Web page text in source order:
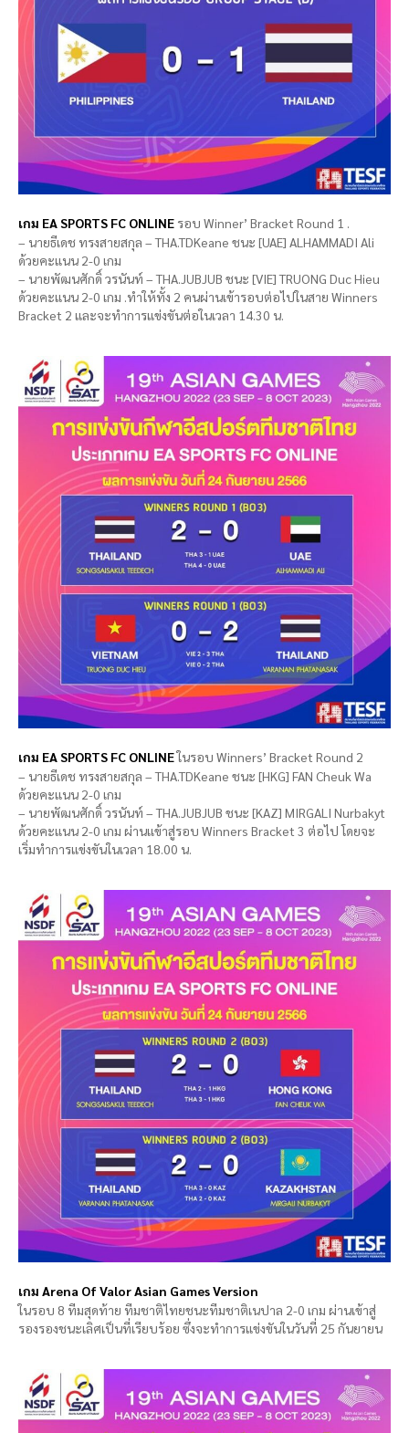
เกม EA SPORTS FC ONLINE รอบ Winner’ Bracket Round 1 .
– นายธีเดช ทรงสายสกุล – THA.TDKeane ชนะ [UAE] ALHAMMADI Ali
ด้วยคะแนน 2-0 เกม
– นายพัฒนศักดิ์ วรนันท์ – THA.JUBJUB ชนะ [VIE] TRUONG Duc Hieu
ด้วยคะแนน 2-0 เกม .ทำให้ทั้ง 2 คนผ่านเข้ารอบต่อไปในสาย Winners
Bracket 2 และจะทำการแข่งขันต่อในเวลา 14.30 น.
เกม EA SPORTS FC ONLINEในรอบ Winners’ Bracket Round 2
– นายธีเดช ทรงสายสกุล – THA.TDKeane ชนะ [HKG] FAN Cheuk Wa
ด้วยคะแนน 2-0 เกม
– นายพัฒนศักดิ์ วรนันท์ – THA.JUBJUB ชนะ [KAZ] MIRGALI Nurbakyt
ด้วยคะแนน 2-0 เกม ผ่านเเข้าสู่รอบ Winners Bracket 3 ต่อไป โดยจะ
เริ่มทำการแข่งขันในเวลา 18.00 น.
เกม Arena Of Valor Asian Games Version
ในรอบ 8 ทีมสุดท้าย ทีมชาติไทยชนะทีมชาติเนปาล 2-0 เกม ผ่านเข้าสู่
รองรองชนะเลิศเป็นที่เรียบร้อย ซึ่งจะทำการแข่งขันในวันที่ 25 กันยายน